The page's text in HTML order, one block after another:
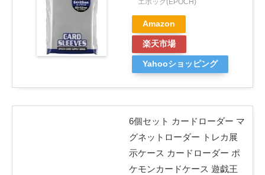
エポック(EPOCH)
Amazon
楽天市場
Yahooショッピング
6個セット カードローダー マ
グネットローダー トレカ展
示ケース カードローダー ポ
ケモンカードケース 遊戯王